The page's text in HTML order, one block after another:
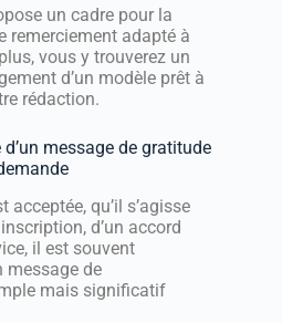
un cadre pour la
remerciement adapté à
vous y trouverez un
d’un modèle prêt à
rédaction.
message de gratitude
qu’il s’agisse
d’un accord
il est souvent
message de
mais significatif